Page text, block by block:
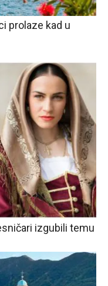
prolaze kad u
izgubili temu